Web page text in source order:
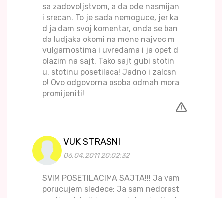
sa zadovoljstvom, a da ode nasmijan
i srecan. To je sada nemoguce, jer ka
d ja dam svoj komentar, onda se ban
da ludjaka okomi na mene najvecim
vulgarnostima i uvredama i ja opet d
olazim na sajt. Tako sajt gubi stotin
u, stotinu posetilaca! Jadno i zalosn
o! Ovo odgovorna osoba odmah mora
promijeniti!
VUK STRASNI
06.04.2011 20:02:32
SVIM POSETILACIMA SAJTA!!! Ja vam
porucujem sledece: Ja sam nedorast